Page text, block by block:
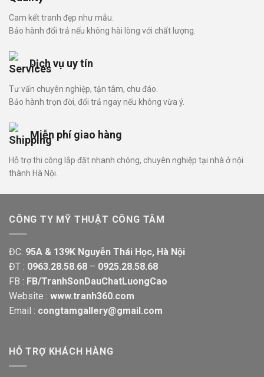
Cam kết tranh đẹp như mẫu.
Bảo hành đổi trả nếu không hài lòng với chất lượng.
Dịch vụ uy tín
Tư vấn chuyên nghiệp, tận tâm, chu đáo.
Bảo hành trọn đời, đổi trả ngay nếu không vừa ý.
Miễn phí giao hàng
Hỗ trợ thi công lắp đặt nhanh chóng, chuyên nghiệp tại nhà ở nội
thành Hà Nội.
CÔNG TY MỸ THUẬT CÔNG TÂM
ĐC: 95A & 139K Nguyễn Thái Học, Hà Nội
ĐT : 0963.28.58.68 – 0925.28.58.68
FB : FB/TranhSonDauChatLuongCao
Website : www.tranh360.com
Email : congtamgallery@gmail.com
HỖ TRỢ KHÁCH HÀNG